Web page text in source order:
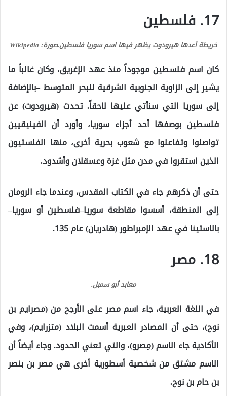
17. فلسطين
خريطة أعدها هيرودوت يظهر فيها اسم سوريا فلسطين.صورة: Wikipedia
كان اسم فلسطين موجوداً منذ عهد الإغريق، وكان غالباً ما
يشير إلى الزاوية الجنوبية الشرقية للبحر المتوسط –بالإضافة
إلى سوريا التي سنأتي عليها لاحقاً. تحدث (هيرودوت) عن
فلسطين بوصفها أحد أجزاء سوريا، وأورد أن الفينيقيين
تواصلوا وتفاعلوا مع شعوب بحرية أخرى، منها الفلستيون
الذين استقروا في مدن مثل غزة وعسقلان وأشدود.
حتى أن ذكرهم جاء في الكتاب المقدس، وعندما جاء الرومان
إلى المنطقة، أسسوا مقاطعة سوريا–فلسطين أو سوريا–
بالاستينا في عهد الإمبراطور (هادريان) عام 135.
18. مصر
معابد أبو سمبل.
في اللغة العربية، جاء اسم مصر على الأرجح من (مصرايم بن
نوح)، حتى أن المصادر العبرية أسمت البلاد (متزرايم)، وفي
الأكادية جاء الاسم (مِصرو)، والتي تعني الحدود. وجاء أيضاً أن
الاسم مشتق من شخصية أسطورية أخرى هي مصر بن بنصر
بن حام بن نوح.